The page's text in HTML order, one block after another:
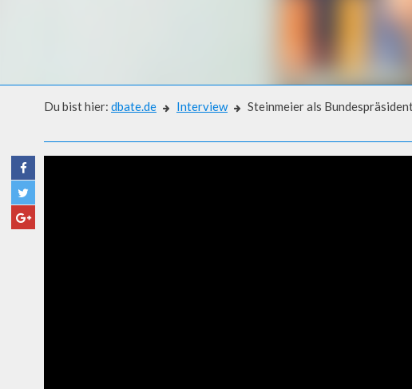
Du bist hier: dbate.de Interview Steinmeier als